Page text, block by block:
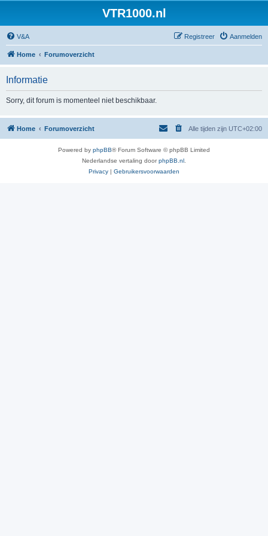
VTR1000.nl
V&A Aanmelden
Registreer
Home Forumoverzicht
Informatie
Sorry, dit forum is momenteel niet beschikbaar.
Home Forumoverzicht Alle tijden zijn UTC+02:00
Powered by phpBB® Forum Software © phpBB Limited
Nederlandse vertaling doorphpBB.nl
Privacy | Gebruikersvoorwaarden